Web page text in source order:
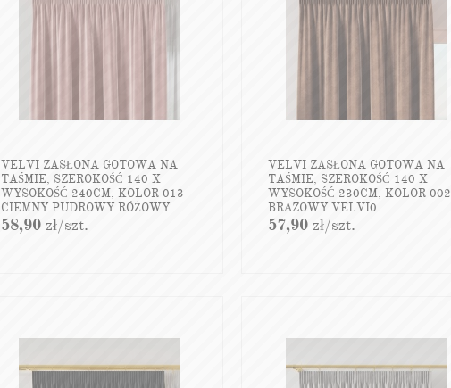
VELVI ZASŁONA GOTOWA NA
TAŚMIE, SZEROKOŚĆ 140 X
WYSOKOŚĆ 240CM, KOLOR 013
CIEMNY PUDROWY RÓŻOWY
VELVI0
58,90zł/szt.
VELVI ZASŁONA GOTOWA NA
TAŚMIE, SZEROKOŚĆ 140 X
WYSOKOŚĆ 230CM, KOLOR 002
BRĄZOWY VELVI0
57,90zł/szt.